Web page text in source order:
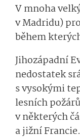
V mnoha
v Madridu)
během
Jihozápadní
nedostatek
s vysokými
lesních
v některých
a jižní Francie.